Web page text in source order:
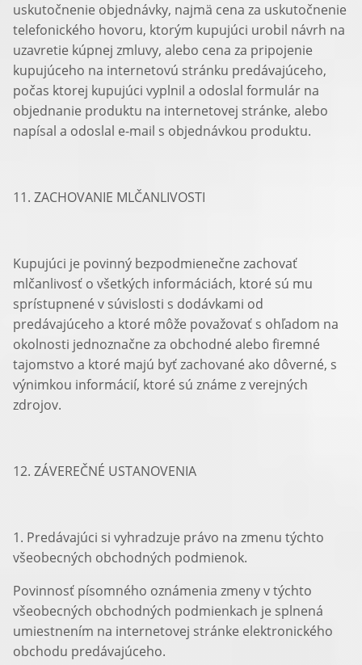
uskutočnenie objednávky, najmä cena za uskutočnenie
telefonického hovoru, ktorým kupujúci urobil návrh na
uzavretie kúpnej zmluvy, alebo cena za pripojenie
kupujúceho na internetovú stránku predávajúceho,
počas ktorej kupujúci vyplnil a odoslal formulár na
objednanie produktu na internetovej stránke, alebo
napísal a odoslal e-mail s objednávkou produktu.
11. ZACHOVANIE MLČANLIVOSTI
Kupujúci je povinný bezpodmienečne zachovať
mlčanlivosť o všetkých informáciách, ktoré sú mu
sprístupnené v súvislosti s dodávkami od
predávajúceho a ktoré môže považovať s ohľadom na
okolnosti jednoznačne za obchodné alebo firemné
tajomstvo a ktoré majú byť zachované ako dôverné, s
výnimkou informácií, ktoré sú známe z verejných
zdrojov.
12. ZÁVEREČNÉ USTANOVENIA
1. Predávajúci si vyhradzuje právo na zmenu týchto
všeobecných obchodných podmienok.
Povinnosť písomného oznámenia zmeny v týchto
všeobecných obchodných podmienkach je splnená
umiestnením na internetovej stránke elektronického
obchodu predávajúceho.